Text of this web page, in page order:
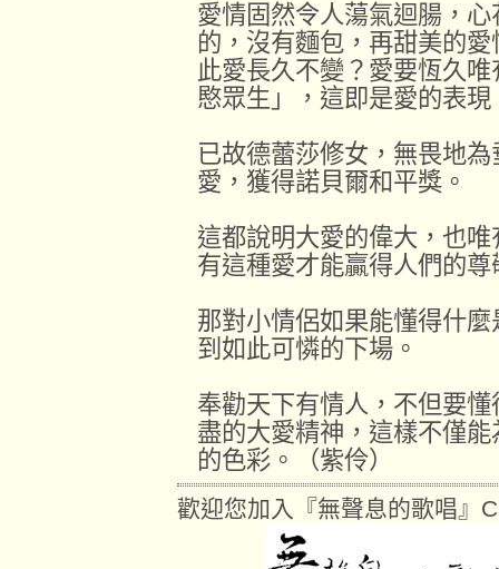
愛情固然令人蕩氣迴腸，
的，沒有麵包，再甜美的
此愛長久不變？愛要恆久
愍眾生」，這即是愛的表現
已故德蕾莎修女，無畏地
愛，獲得諾貝爾和平獎。
這都說明大愛的偉大，也
有這種愛才能贏得人們的
那對小情侶如果能懂得什
到如此可憐的下場。
奉勸天下有情人，不但要
盡的大愛精神，這樣不僅
的色彩。（紫伶）
歡迎您加入『無聲息的歌唱』